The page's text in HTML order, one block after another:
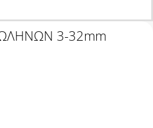
3-32mm